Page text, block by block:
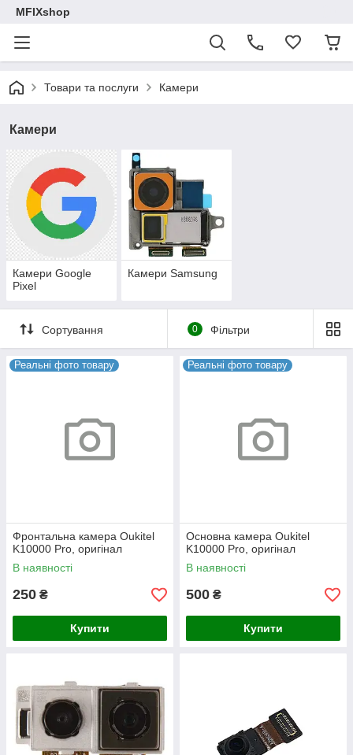
MFIXshop
Товари та послуги Камери
Камери
Камери Google
Pixel
Камери Samsung
Сортування 0 Фільтри
Реальні фото товару
Фронтальна камера Oukitel
K10000 Pro, оригінал
В наявності
250 ₴
Купити
Реальні фото товару
Основна камера Oukitel
K10000 Pro, оригінал
В наявності
500 ₴
Купити